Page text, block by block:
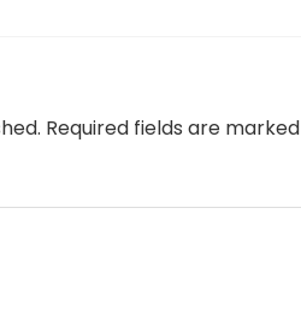
Required fields are marked